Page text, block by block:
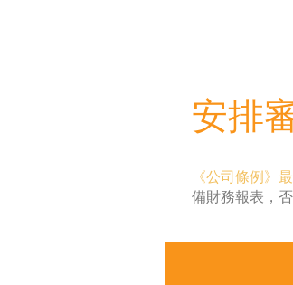
安排
《公司條例》
備財務報表，